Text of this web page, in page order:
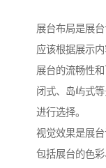
展台布局是展
应该根据展示
展台的流畅性
闭式、岛屿式
进行选择。
视觉效果是展
包括展台的色